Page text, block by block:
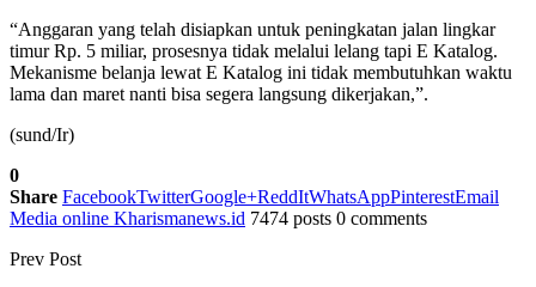
“Anggaran yang telah disiapkan untuk peningkatan jalan lingkar
timur Rp. 5 miliar, prosesnya tidak melalui lelang tapi E Katalog.
Mekanisme belanja lewat E Katalog ini tidak membutuhkan waktu
lama dan maret nanti bisa segera langsung dikerjakan,”.
(sund/Ir)
0
Share FacebookTwitterGoogle+ReddItWhatsAppPinterestEmail
Media online Kharismanews.id 7474 posts 0 comments
Prev Post